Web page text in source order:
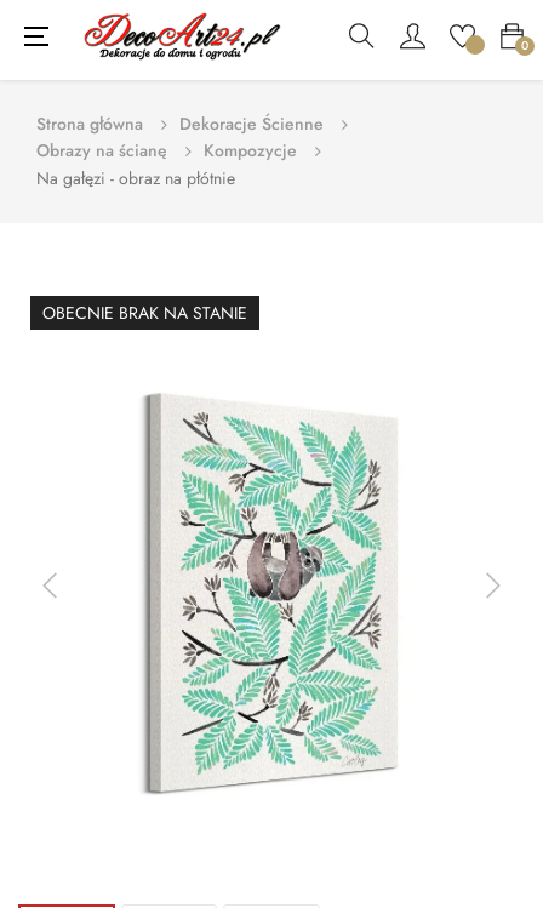
0
Toggle
navigation
☰
Strona główna
Dekoracje Ścienne
Obrazy na ścianę
Kompozycje
Na gałęzi - obraz na płótnie
OBECNIE BRAK NA STANIE